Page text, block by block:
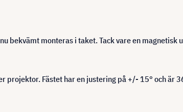
bekvämt monteras i taket. Tack vare en
Fästet har en justering på +/- 15° och är